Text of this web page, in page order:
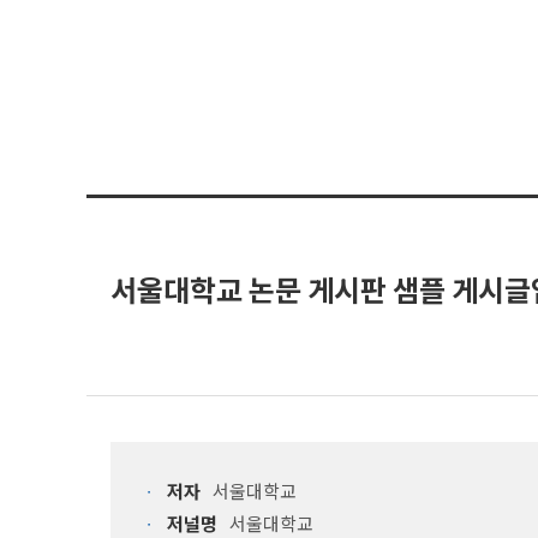
서울대학교 논문 게시판 샘플 게시
저자 서울대학교
저널명 서울대학교